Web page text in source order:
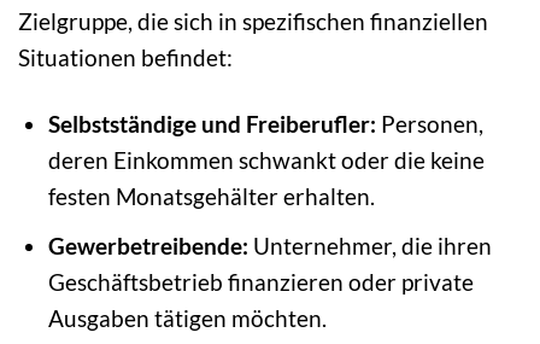
Zielgruppe, die sich in spezifischen finanziellen
Situationen befindet:
Selbstständige und Freiberufler: Personen,
deren Einkommen schwankt oder die keine
festen Monatsgehälter erhalten.
Gewerbetreibende: Unternehmer, die ihren
Geschäftsbetrieb finanzieren oder private
Ausgaben tätigen möchten.